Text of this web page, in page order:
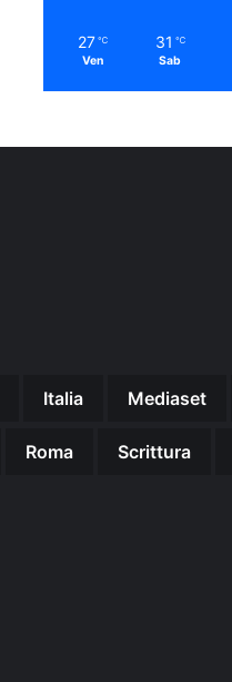
27 ℃
Ven
31 ℃
Sab
Italia Mediaset
Roma Scrittura